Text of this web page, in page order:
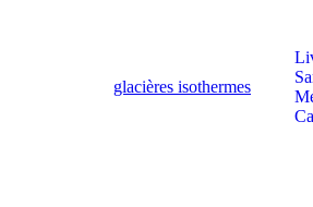
glacières isothermes